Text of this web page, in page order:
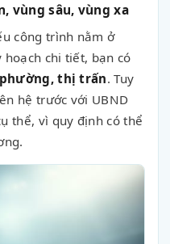
vùng sâu, vùng xa
công trình nằm ở
chi tiết, bạn có
phường, thị trấn. Tuy
hệ trước với UBND
thể, vì quy định có thể